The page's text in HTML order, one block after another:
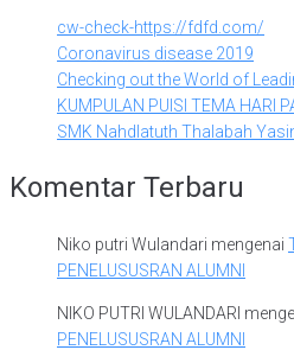
cw-check-https://fdfd.com/
Coronavirus disease 2019
Checking out the World of
KUMPULAN PUISI TEMA HARI
SMK Nahdlatuth Thalabah
Komentar Terbaru
Niko putri Wulandari mengenai
PENELUSUSRAN ALUMNI
NIKO PUTRI WULANDARI
PENELUSUSRAN ALUMNI